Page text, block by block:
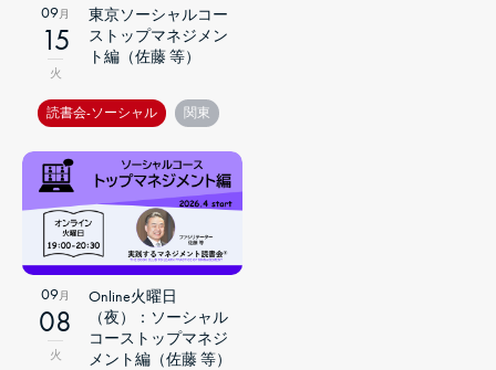
09月
15
火
東京ソーシャルコー
ストップマネジメン
ト編（佐藤 等）
読書会-ソーシャル 関東
09月
08
火
Online火曜日
（夜）：ソーシャル
コーストップマネジ
メント編（佐藤 等）